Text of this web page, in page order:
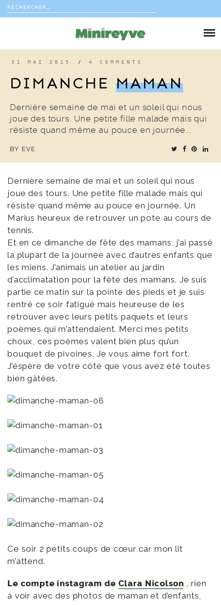
Rechercher :
DÉCO
VOYAGE
31 MAI 2015 / 4 COMMENTS
DIMANCHE MAMAN
Dernière semaine de mai et un soleil qui nous
joue des tours. Une petite fille malade mais qui
résiste quand même au pouce en journée….
BY EVE
Dernière semaine de mai et un soleil qui nous
joue des tours. Une petite fille malade mais qui
résiste quand même au pouce en journée. Un
Marius heureux de retrouver un pote au cours de
tennis.
Et en ce dimanche de fête des mamans, j’ai passé
la plupart de la journée avec d’autres enfants que
les miens. J’animais un atelier au jardin
d’acclimatation pour la fête des mamans. Je suis
partie ce matin sur la pointe des pieds et je suis
rentré ce soir fatigué mais heureuse de les
retrouver avec leurs petits paquets et leurs
poèmes qui m’attendaient. Merci mes petits
choux, ces poèmes valent bien plus qu’un
bouquet de pivoines. Je vous aime fort fort.
J’éspère de votre côté que vous avez été toutes
bien gâtées.
Ce soir 2 petits coups de cœur car mon lit
m’attend.
Le compte instagram de Clara Nicolson , rien
à voir avec des photos de maman et d’enfants,